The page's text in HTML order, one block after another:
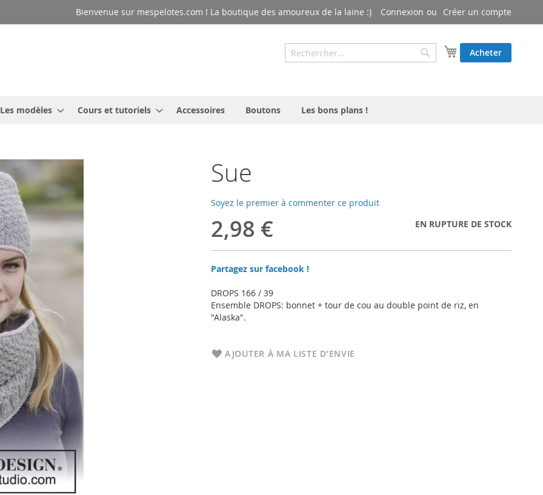
Bienvenue sur mespelotes.com ! La boutique des amoureux de la laine :) Connexion Créer un compte
Mon panier
Acheter
Rechercher
Rechercher
Les modèles Cours et tutoriels Accessoires Boutons Les bons plans !
Sue
Soyez le premier à commenter ce produit
2,98 € EN RUPTURE DE STOCK
Partagez sur facebook !
DROPS 166 / 39
Ensemble DROPS: bonnet + tour de cou au double point de riz, en
"Alaska".
AJOUTER À MA LISTE D’ENVIE